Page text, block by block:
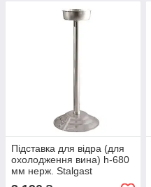
Підставка для відра (для
охолодження вина) h-680
мм нерж. Stalgast